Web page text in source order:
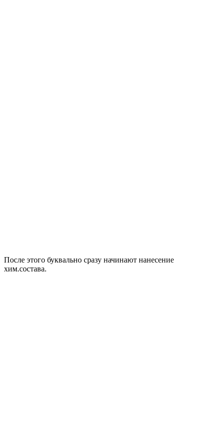
После этого буквально сразу начинают нанесение
хим.состава.